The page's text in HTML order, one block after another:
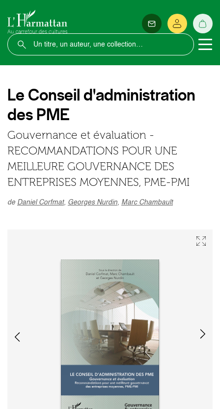
Le Conseil d'administration
des PME
Gouvernance et évaluation -
RECOMMANDATIONS POUR UNE
MEILLEURE GOUVERNANCE DES
ENTREPRISES MOYENNES, PME-PMI
de Daniel Corfmat, Georges Nurdin, Marc Chambault